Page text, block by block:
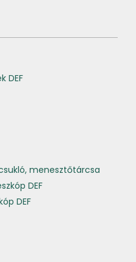
DEF
menesztőtárcsa
DEF
DEF